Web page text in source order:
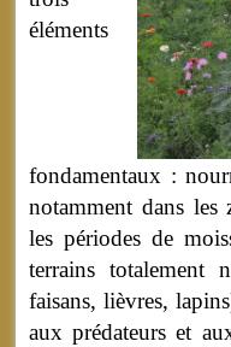
éléments
fondamentaux :
notamment dans les
les périodes de
terrains totalement
faisans, lièvres,
aux prédateurs et